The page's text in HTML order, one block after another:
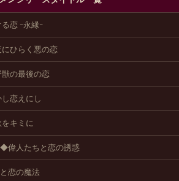
る恋 -永縁-
ひらく悪の恋
の最後の恋
恋えにし
キミに
偉人たちと恋の誘惑
恋の魔法